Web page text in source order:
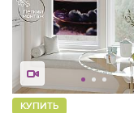
КУПИТЬ